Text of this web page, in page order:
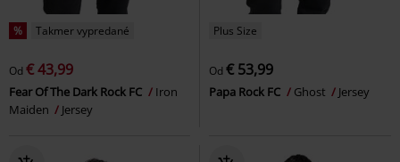
% Takmer vypredané
Od € 43,99
Fear Of The Dark Rock FC
Iron
Maiden
Jersey
Plus Size
Od € 53,99
Papa Rock FC Ghost Jersey